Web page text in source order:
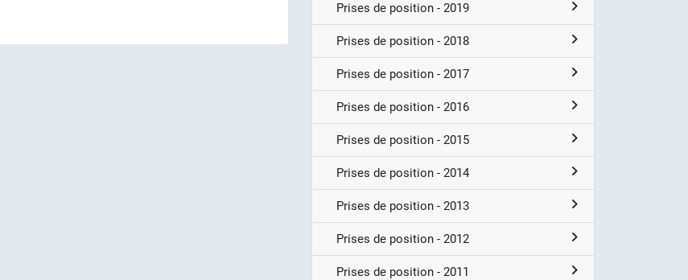
Prises de position - 2019
Prises de position - 2018
Prises de position - 2017
Prises de position - 2016
Prises de position - 2015
Prises de position - 2014
Prises de position - 2013
Prises de position - 2012
Prises de position - 2011